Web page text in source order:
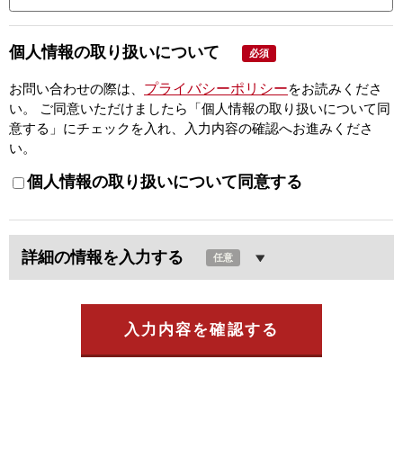
個人情報の取り扱いについて 必須
お問い合わせの際は、 プライバシーポリシーをお読みくださ
い。
ご同意いただけましたら「個人情報の取り扱いについて同
意する」にチェックを入れ、入力内容の確認へお進みくださ
い。
個人情報の取り扱いについて同意する
詳細の情報を入力する 任意
入力内容を確認する